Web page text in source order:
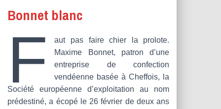
Bonnet blanc
F
aut pas faire chier la prolote.
Maxime Bonnet, patron d’une
entreprise de confection
vendéenne basée à Cheffois, la
Société européenne d’exploitation au nom
prédestiné, a écopé le 26 février de deux ans